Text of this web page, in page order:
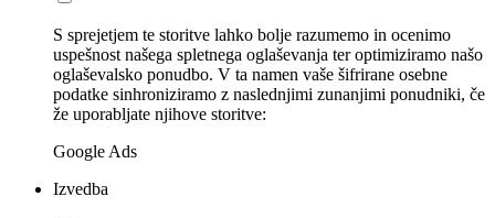
S sprejetjem te storitve lahko bolje razumemo in ocenimo
uspešnost našega spletnega oglaševanja ter optimiziramo našo
oglaševalsko ponudbo. V ta namen vaše šifrirane osebne
podatke sinhroniziramo z naslednjimi zunanjimi ponudniki, če
že uporabljate njihove storitve:
Google Ads
Izvedba